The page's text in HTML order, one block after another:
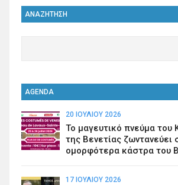
ΑΝΑΖΗΤΗΣΗ
AGENDA
20 ΙΟΥΛΊΟΥ 2026
Το μαγευτικό πνεύμα του
της Βενετίας ζωντανεύει
ομορφότερα κάστρα του
17 ΙΟΥΛΊΟΥ 2026